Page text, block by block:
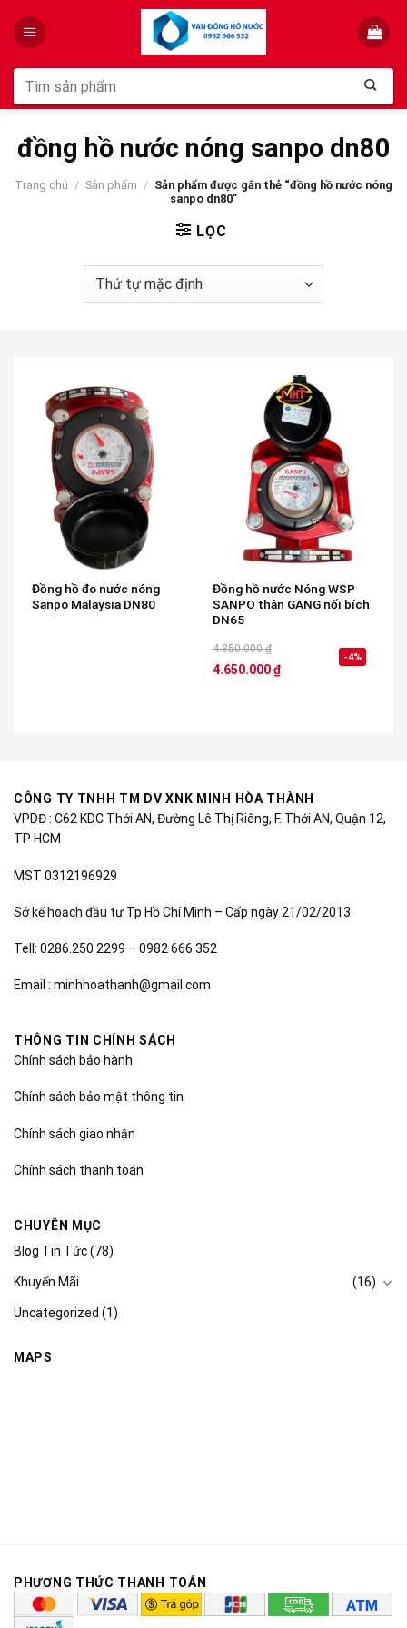
Tìm
kiếm:
đồng hồ nước nóng sanpo dn80
Trang chủ / Sản phẩm / Sản phẩm được gắn thẻ “đồng hồ nước nóng
sanpo dn80”
LỌC
Đồng hồ đo nước nóng
Sanpo Malaysia DN80
-4%
Đồng hồ nước Nóng WSP
SANPO thân GANG nối bích
DN65
4.850.000₫
4.650.000₫
CÔNG TY TNHH TM DV XNK MINH HÒA THÀNH
VPDĐ : C62 KDC Thới AN, Đường Lê Thị Riêng, F. Thới AN, Quận 12,
TP HCM
MST 0312196929
Sở kế hoạch đầu tư Tp Hồ Chí Minh – Cấp ngày 21/02/2013
Tell: 0286.250 2299 – 0982 666 352
Email : minhhoathanh@gmail.com
THÔNG TIN CHÍNH SÁCH
Chính sách bảo hành
Chính sách bảo mật thông tin
Chính sách giao nhận
Chính sách thanh toán
CHUYÊN MỤC
Blog Tin Tức(78)
Khuyến Mãi (16)
Uncategorized (1)
MAPS
PHƯƠNG THỨC THANH TOÁN